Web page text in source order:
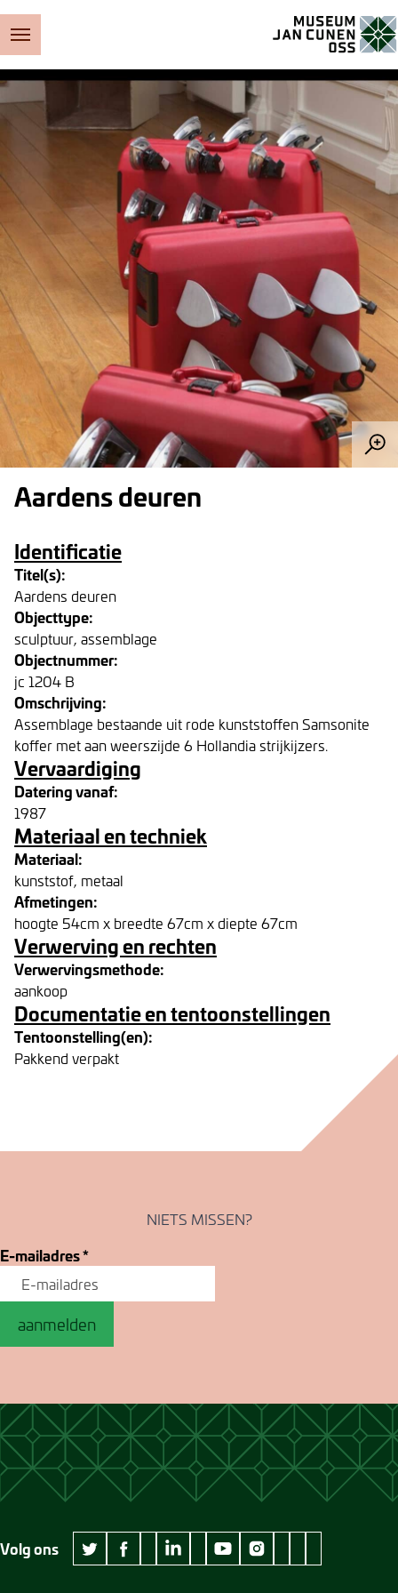
Aardens deuren
Identificatie
Titel(s):
Aardens deuren
Objecttype:
sculptuur, assemblage
Objectnummer:
jc 1204 B
Omschrijving:
Assemblage bestaande uit rode kunststoffen Samsonite
koffer met aan weerszijde 6 Hollandia strijkijzers.
Vervaardiging
Datering vanaf:
1987
Materiaal en techniek
Materiaal:
kunststof, metaal
Afmetingen:
hoogte 54cm x breedte 67cm x diepte 67cm
Verwerving en rechten
Verwervingsmethode:
aankoop
Documentatie en tentoonstellingen
Tentoonstelling(en):
Pakkend verpakt
NIETS MISSEN?
E-mailadres*
aanmelden
Volg ons
twitter Museum Jan Cunen
facebook Museum Jan Cunen
wikipedia Museum Jan Cunen
linkedin Museum Jan Cunen
googleplus Museum Jan Cunen
youtube Museum Jan Cunen
instagram Museum